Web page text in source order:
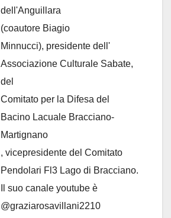
dell'Anguillara
(coautore Biagio
Minnucci), presidente dell'
Associazione Culturale Sabate,
del
Comitato per la Difesa del
Bacino Lacuale Bracciano-
Martignano
, vicepresidente del Comitato
Pendolari Fl3 Lago di Bracciano.
Il suo canale youtube è
@graziarosavillani2210